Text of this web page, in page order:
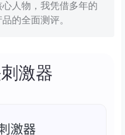
人物，我凭借多年的
的全面测评。
激器